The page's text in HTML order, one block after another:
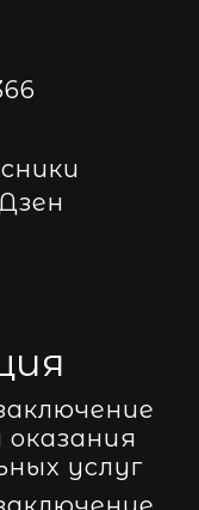
оказания
услуг